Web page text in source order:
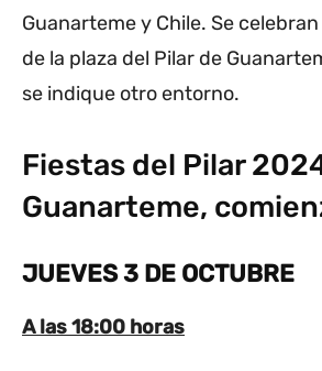
Guanarteme y Chile. Se
de la plaza del Pilar de
se indique otro entorno.
Fiestas del Pilar
Guanarteme,
JUEVES 3 DE OCTUBRE
A las 18:00 horas